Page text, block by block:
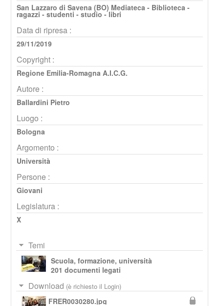
San Lazzaro di Savena (BO) Mediateca - Biblioteca -
ragazzi - studenti - studio - libri
Data di ripresa :
29/11/2019
Copyright :
Regione Emilia-Romagna A.I.C.G.
Autore :
Ballardini Pietro
Luogo :
Bologna
Argomento :
Università
Persone :
Giovani
Legislatura :
X
Temi
Scuola, formazione, università
201 documenti legati
Download (è richiesto il Login)
FRER0030280.jpg